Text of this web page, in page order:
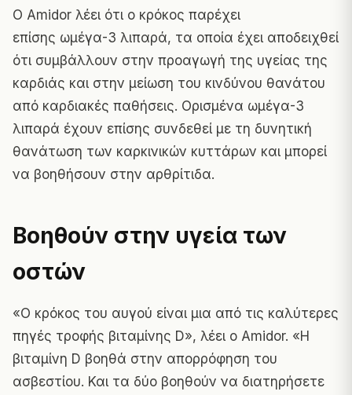
Ο Amidor λέει ότι ο κρόκος παρέχει
επίσης ωμέγα-3 λιπαρά, τα οποία έχει αποδειχθεί
ότι συμβάλλουν στην προαγωγή της υγείας της
καρδιάς και στην μείωση του κινδύνου θανάτου
από καρδιακές παθήσεις. Ορισμένα ωμέγα-3
λιπαρά έχουν επίσης συνδεθεί με τη δυνητική
θανάτωση των καρκινικών κυττάρων και μπορεί
να βοηθήσουν στην αρθρίτιδα.
Βοηθούν στην υγεία των
οστών
«Ο κρόκος του αυγού είναι μια από τις καλύτερες
πηγές τροφής βιταμίνης D», λέει ο Amidor. «Η
βιταμίνη D βοηθά στην απορρόφηση του
ασβεστίου. Και τα δύο βοηθούν να διατηρήσετε